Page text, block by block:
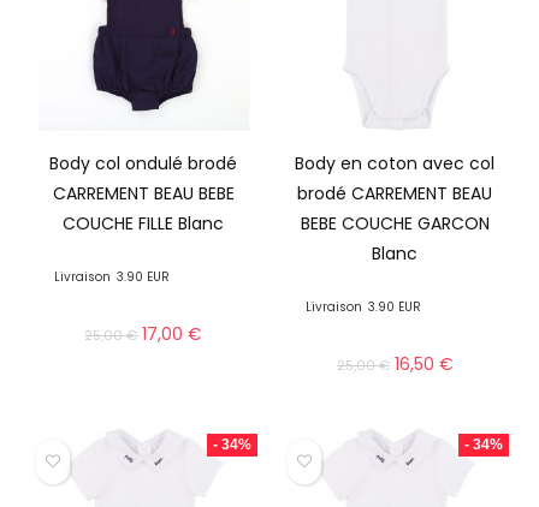
Body col ondulé brodé
CARREMENT BEAU BEBE
COUCHE FILLE Blanc
Livraison 3.90 EUR
25,00€ 17,00€
Body en coton avec col
brodé CARREMENT BEAU
BEBE COUCHE GARCON
Blanc
Livraison 3.90 EUR
25,00€ 16,50 €
- 34% - 34%